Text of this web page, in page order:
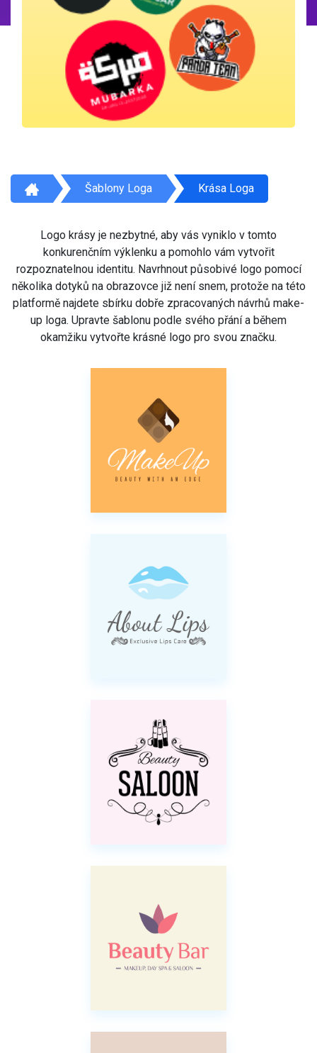
Šablony Loga Krása Loga
Logo krásy je nezbytné, aby vás vyniklo v tomto
konkurenčním výklenku a pomohlo vám vytvořit
rozpoznatelnou identitu. Navrhnout působivé logo pomocí
několika dotyků na obrazovce již není snem, protože na této
platformě najdete sbírku dobře zpracovaných návrhů make-
up loga. Upravte šablonu podle svého přání a během
okamžiku vytvořte krásné logo pro svou značku.